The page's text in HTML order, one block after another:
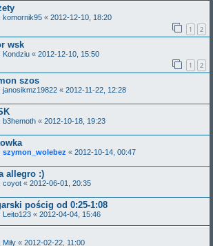
komornik95 « 2012-12-10, 18:20
1 2
wsk
Kondziu « 2012-12-10, 15:50
1 2
szos
janosikmz19822 « 2012-11-22, 12:28
b3hemoth « 2012-10-18, 19:23
szymon_wolebez « 2012-10-14, 00:47
allegro :)
coyot « 2012-06-01, 20:35
pościg od 0:25-1:08
Leito123 « 2012-04-04, 15:46
Miły « 2012-02-22, 11:00